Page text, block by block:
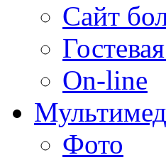
Сайт
On-line
Фото